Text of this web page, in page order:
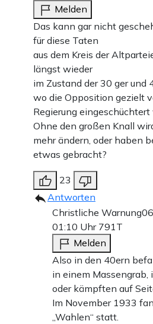
Melden
Das kann gar nicht
für diese Taten
aus dem Kreis der
längst wieder
im Zustand der 30 ger und
wo die Opposition gezielt
Regierung eingeschüchtert
Ohne den großen Knall
mehr ändern, oder haben
etwas gebracht?
23
Antworten
Christliche Warnung
01:10 Uhr 791T
Melden
Also in den 40ern
in einem Massengrab,
oder kämpften auf
Im November 1933
„Wahlen“ statt.